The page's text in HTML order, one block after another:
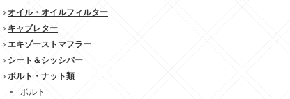
›オイル・オイルフィルター
› キャブレター
› エキゾーストマフラー
› シート＆シッシバー
›ボルト・ナット類
ボルト